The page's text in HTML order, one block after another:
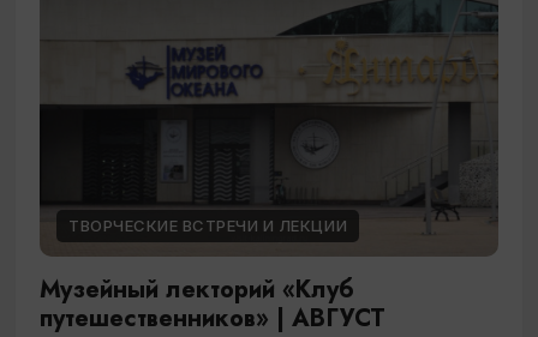
ТВОРЧЕСКИЕ ВСТРЕЧИ И ЛЕКЦИИ
Музейный лекторий «Клуб
путешественников» | АВГУСТ